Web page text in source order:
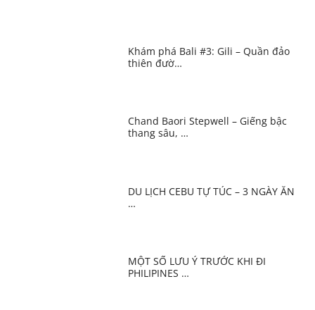
Khám phá Bali #3: Gili – Quần đảo
thiên đườ…
Chand Baori Stepwell – Giếng bậc
thang sâu, …
DU LỊCH CEBU TỰ TÚC – 3 NGÀY ĂN
…
MỘT SỐ LƯU Ý TRƯỚC KHI ĐI
PHILIPINES …